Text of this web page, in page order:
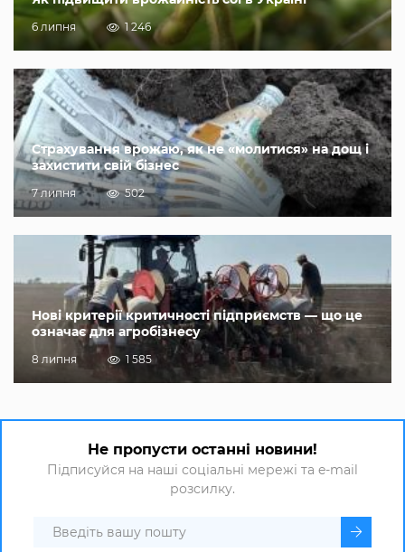
6 липня 1 246
Страхування врожаю, як не «молитися» на дощ і
захистити свій бізнес
7 липня 502
Нові критерії критичності підприємств — що це
означає для агробізнесу
8 липня 1 585
Не пропусти останні новини!
Підписуйся на наші соціальні мережі та e-mail
розсилку.